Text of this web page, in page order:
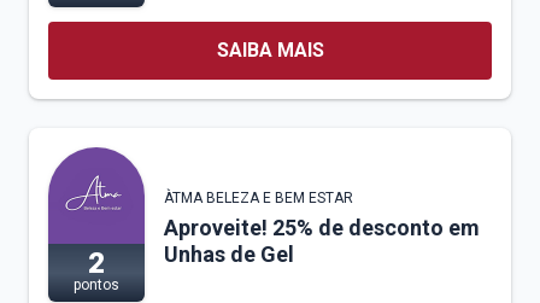
SAIBA MAIS
2
pontos
ÀTMA BELEZA E BEM ESTAR
Aproveite! 25% de desconto em
Unhas de Gel